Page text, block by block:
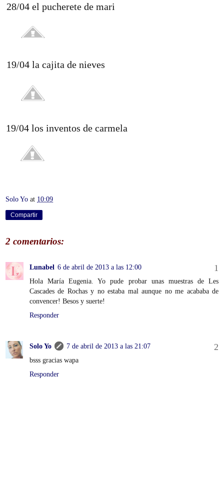
28/04 el pucherete de mari
19/04 la cajita de nieves
19/04 los inventos de carmela
Solo Yo at 10:09
Compartir
2 comentarios:
Lunabel 6 de abril de 2013 a las 12:00
Hola María Eugenia. Yo pude probar unas muestras de Les
Cascades de Rochas y no estaba mal aunque no me acababa de
convencer! Besos y suerte!
Responder
Solo Yo
7 de abril de 2013 a las 21:07
bsss gracias wapa
Responder